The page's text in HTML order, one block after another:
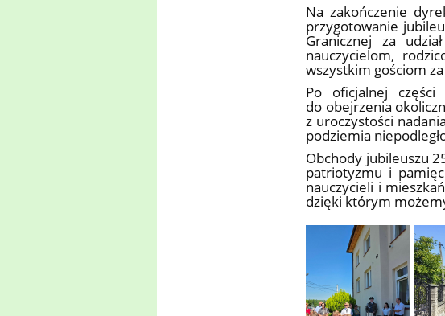
Na zakończenie
przygotowanie
Granicznej za
nauczycielom,
wszystkim gościom
Po oficjalnej
do obejrzenia
z uroczystości
podziemia
Obchody jubileuszu
patriotyzmu i
nauczycieli i
dzięki którym